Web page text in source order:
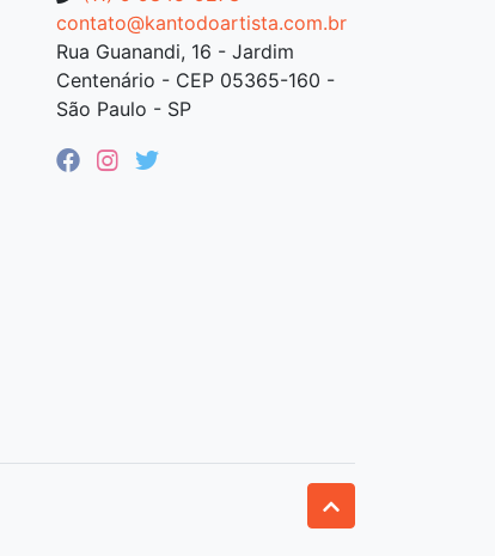
contato@kantodoartista.com.br
Rua Guanandi, 16 - Jardim
Centenário - CEP 05365-160 -
São Paulo - SP